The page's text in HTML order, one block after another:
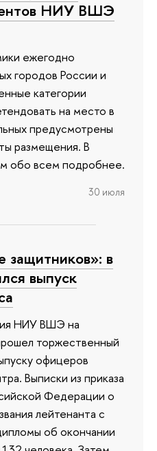
НИУ ВШЭ
ежегодно
городов России и
категории
на место в
предусмотрены
размещения. В
обо всем подробнее.
30 июля
защитников»: в
выпуск
НИУ ВШЭ на
торжественный
офицеров
Выписки из приказа
Федерации о
лейтенанта с
об окончании